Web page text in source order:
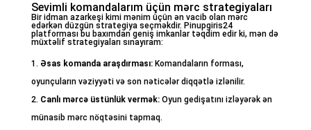
Sevimli komandalarım üçün mərc strategiyaları
Bir idman azarkeşi kimi mənim üçün ən vacib olan mərc
edərkən düzgün strategiya seçməkdir. Pinupgiris24
platforması bu baxımdan geniş imkanlar təqdim edir ki, mən də
müxtəlif strategiyaları sınayıram:
Əsas komanda araşdırması:Komandaların forması,
oyunçuların vəziyyəti və son nəticələr diqqətlə izlənilir.
Canlı mərcə üstünlük vermək:Oyun gedişatını izləyərək ən
münasib mərc nöqtəsini tapmaq.